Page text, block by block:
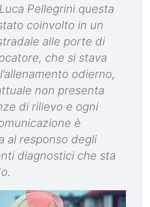
Pellegrini questa
coinvolto in un
alle porte di
che si stava
odierno,
non presenta
di rilievo e ogni
è
al responso degli
diagnostici che sta